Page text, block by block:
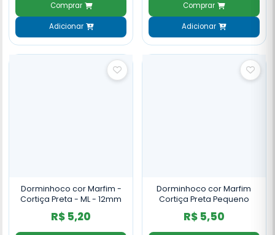
Comprar
Adicionar
Comprar
Adicionar
Dorminhoco cor Marfim -
Cortiça Preta - ML - 12mm
R$ 5,20
Dorminhoco cor Marfim
Cortiça Preta Pequeno
R$ 5,50